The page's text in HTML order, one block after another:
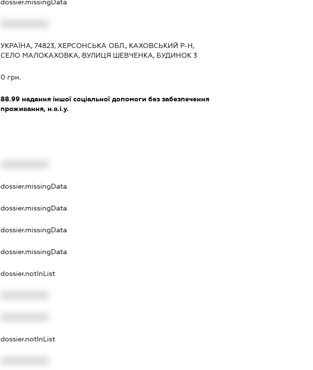
dossier.missingData
УКРАЇНА, 74823, ХЕРСОНСЬКА ОБЛ., КАХОВСЬКИЙ Р-Н,
СЕЛО МАЛОКАХОВКА, ВУЛИЦЯ ШЕВЧЕНКА, БУДИНОК 3
0 грн.
88.99надання іншої соціальної допомоги без забезпечення
проживання, н.в.і.у.
dossier.missingData
dossier.missingData
dossier.missingData
dossier.missingData
dossier.notInList
dossier.notInList